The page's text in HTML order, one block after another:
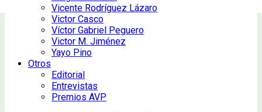
Vicente Rodríguez Lázaro
Victor Casco
Víctor Gabriel Peguero
Victor M. Jiménez
Yayo Pino
Otros
Editorial
Entrevistas
Premios AVP